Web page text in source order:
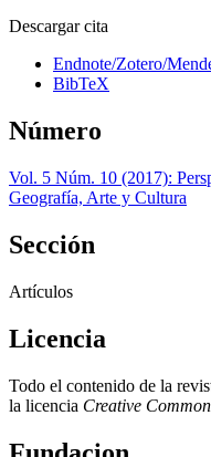
Descargar cita
Endnote/Zotero/
BibTeX
Número
Vol. 5 Núm. 10 (2017):
Geografía, Arte y Cultura
Sección
Artículos
Licencia
Todo el contenido de la
la licencia Creative